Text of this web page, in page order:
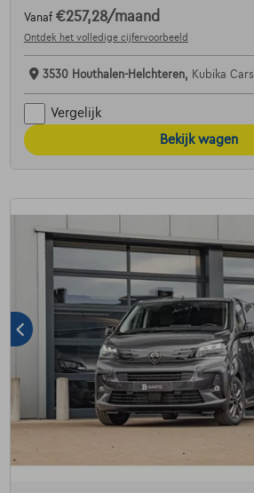
Vanaf €257,28/maand
Ontdek het volledige cijfervoorbeeld
3530 Houthalen-Helchteren, Kubika Cars
Vergelijk
Bekijk wagen